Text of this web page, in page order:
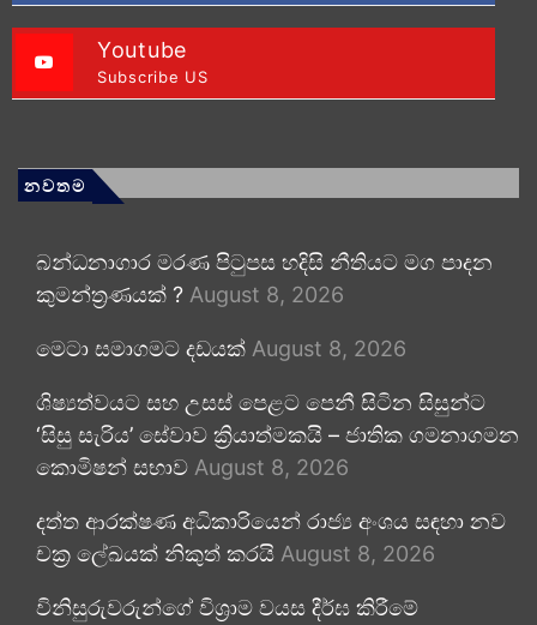
Youtube
Subscribe US
නවතම
බන්ධනාගාර මරණ පිටුපස හදිසි නීතියට මග පාදන
කුමන්ත්‍රණයක් ? August 8, 2026
මෙටා සමාගමට දඩයක් August 8, 2026
ශිෂ්‍යත්වයට සහ උසස් පෙළට පෙනී සිටින සිසුන්ට
‘සිසු සැරිය’ සේවාව ක්‍රියාත්මකයි – ජාතික ගමනාගමන
කොමිෂන් සභාව August 8, 2026
දත්ත ආරක්ෂණ අධිකාරියෙන් රාජ්‍ය අංශය සඳහා නව
චක්‍ර ලේඛයක් නිකුත් කරයි August 8, 2026
විනිසුරුවරුන්ගේ විශ්‍රාම වයස දීර්ඝ කිරීමේ